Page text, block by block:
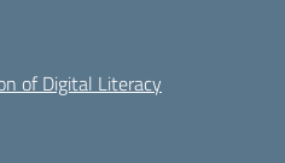
of Digital Literacy